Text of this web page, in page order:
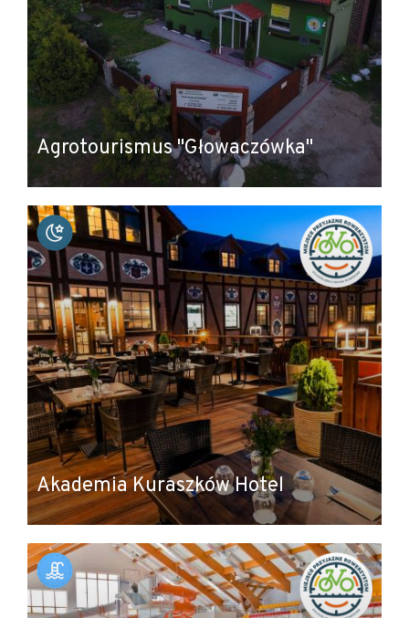
Agrotourismus "Głowaczówka"
Akademia Kuraszków Hotel